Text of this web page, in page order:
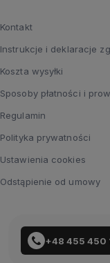
+48 455 450
Kontakt
Instrukcje i deklaracje
Koszta wysyłki
Sposoby płatności i
Regulamin
Polityka prywatności
Ustawienia cookies
Odstąpienie od umowy